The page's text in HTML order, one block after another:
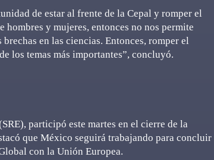
de estar al frente de la Cepal y romper el
y mujeres, entonces no nos permite
en las ciencias. Entonces, romper el
los temas más importantes”, concluyó.
participó este martes en el cierre de la
que México seguirá trabajando para concluir
con la Unión Europea.